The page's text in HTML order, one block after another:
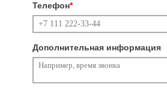
Телефон*
Дополнительная информация